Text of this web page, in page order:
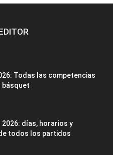
Todas las competencias
básquet
2026: días, horarios y
todos los partidos